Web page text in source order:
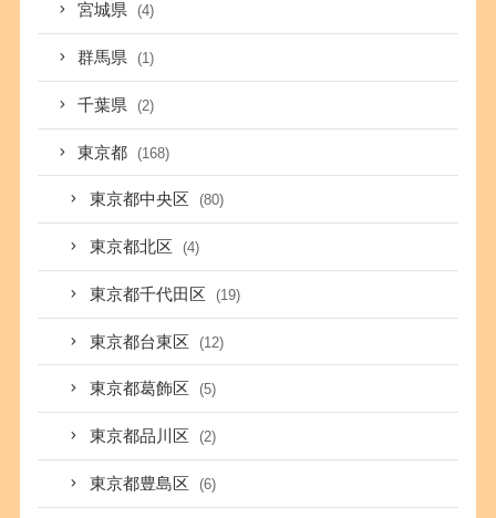
宮城県 (4)
群馬県 (1)
千葉県 (2)
東京都 (168)
東京都中央区 (80)
東京都北区 (4)
東京都千代田区 (19)
東京都台東区 (12)
東京都葛飾区 (5)
東京都品川区 (2)
東京都豊島区 (6)